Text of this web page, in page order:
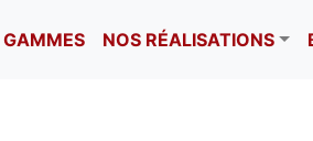
GAMMES NOS RÉALISATIONS